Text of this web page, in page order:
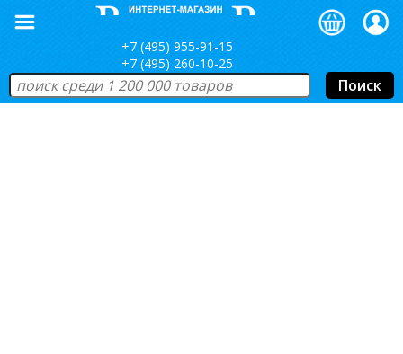
+7 (495) 955-91-15
+7 (495) 260-10-25